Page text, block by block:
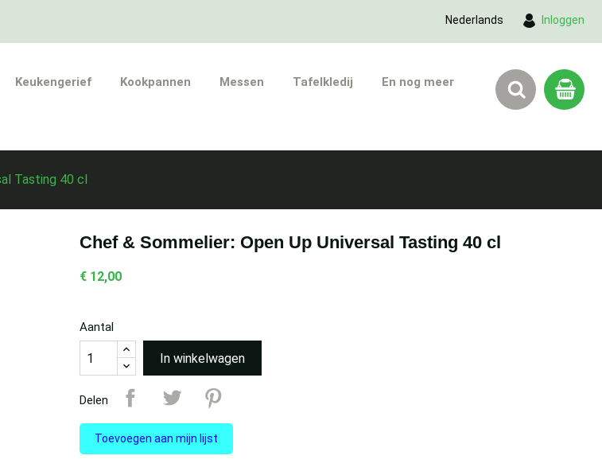
Nederlands Inloggen
Keukengerief Kookpannen Messen Tafelkledij En nog meer
Tasting 40 cl
Chef & Sommelier: Open Up Universal Tasting 40 cl
€ 12,00
Aantal
In winkelwagen
Delen
Toevoegen aan mijn lijst